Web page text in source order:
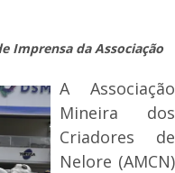
Imprensa da Associação
A Associação
Mineira dos
Criadores de
Nelore (AMCN)